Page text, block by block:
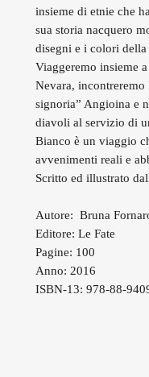
insieme di etnie che
sua storia nacquero
disegni e i colori
Viaggeremo insieme
Nevara,
signoria” Angioina e
diavoli al servizio di
Bianco è un viaggio
avvenimenti reali e
Scritto ed illustrato
Autore: Bruna
Editore: Le Fate
Pagine: 100
Anno: 2016
ISBN-13: 978-88-